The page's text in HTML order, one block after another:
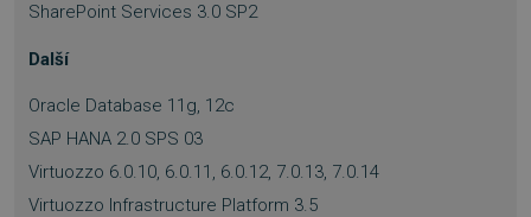
SharePoint Services 3.0 SP2
Další
Oracle Database 11g, 12c
SAP HANA 2.0 SPS 03
Virtuozzo 6.0.10, 6.0.11, 6.0.12, 7.0.13, 7.0.14
Virtuozzo Infrastructure Platform 3.5